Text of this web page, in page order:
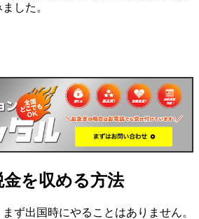
した。
を収める方法
ず出国時にやることはありません。